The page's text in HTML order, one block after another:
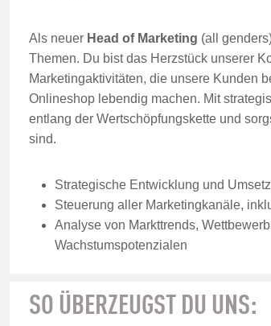
Als neuer Head of Marketing (all
Themen. Du bist das Herzstück unserer
Marketingaktivitäten, die unsere Kunden
Onlineshop lebendig machen. Mit
entlang der Wertschöpfungskette und
sind.
Strategische Entwicklung und
Steuerung aller Marketingkanäle,
Analyse von Markttrends,
Wachstumspotenzialen
SO ÜBERZEUGST DU UNS: